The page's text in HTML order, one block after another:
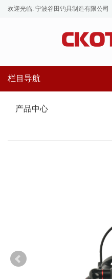
欢迎光临: 宁波谷田钓具制造有限公司
栏目导航
产品中心